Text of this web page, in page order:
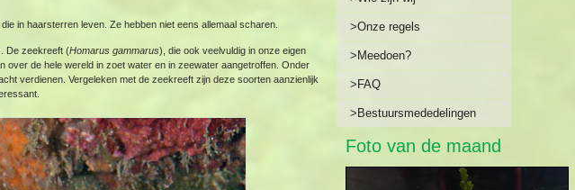
in haarsterren leven. Ze hebben niet eens allemaal scharen.
De zeekreeft (Homarus gammarus), die ook veelvuldig in onze eigen
de hele wereld in zoet water en in zeewater aangetroffen. Onder
verdienen. Vergeleken met de zeekreeft zijn deze soorten aanzienlijk
>Onze regels
>Meedoen?
>FAQ
>Bestuursmededelingen
Foto van de maand